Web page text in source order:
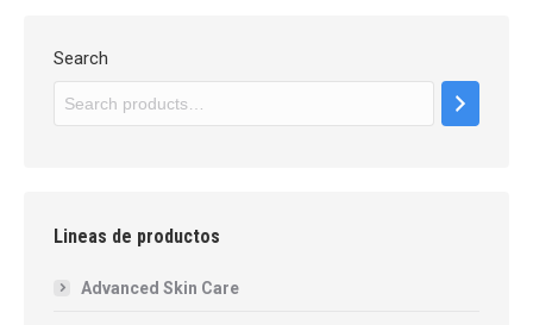
Search
Lineas de productos
Advanced Skin Care